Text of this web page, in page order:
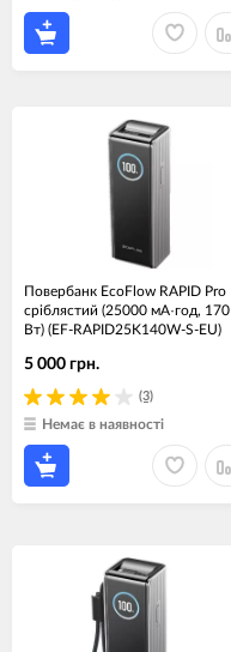
Повербанк EcoFlow RAPID Pro
сріблястий (25000 мА·год, 170
Вт) (EF-RAPID25K140W-S-EU)
(3)
5 000 грн.
Немає в наявності